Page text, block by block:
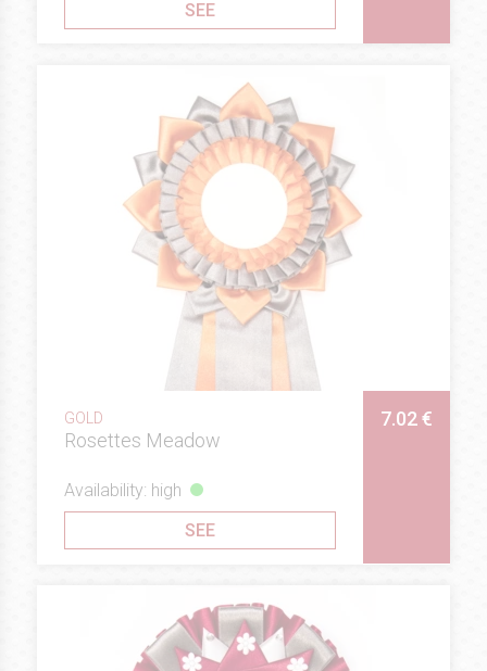
SEE
GOLD
Rosettes Meadow
7.02 €
Availability: high
SEE